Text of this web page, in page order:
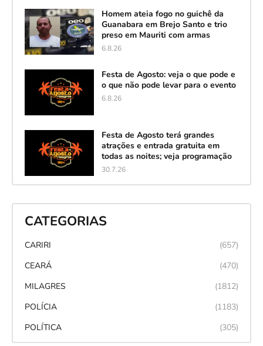
Homem ateia fogo no guichê da
Guanabara em Brejo Santo e trio
preso em Mauriti com armas
6.8.26
Festa de Agosto: veja o que pode e
o que não pode levar para o evento
6.8.26
Festa de Agosto terá grandes
atrações e entrada gratuita em
todas as noites; veja programação
30.7.26
CATEGORIAS
CARIRI
(657)
CEARÁ
(470)
MILAGRES
(1812)
POLÍCIA
(1183)
POLÍTICA
(305)